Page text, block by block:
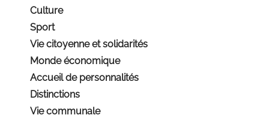
Culture
Sport
Vie citoyenne et solidarités
Monde économique
Accueil de personnalités
Distinctions
Vie communale